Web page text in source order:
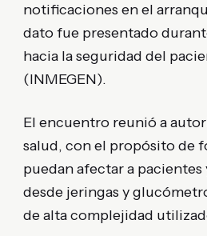
notificaciones en el
dato fue presentado
hacia la seguridad del
(INMEGEN).
El encuentro reunió a
salud, con el propósito de
puedan afectar a
desde jeringas y
de alta complejidad